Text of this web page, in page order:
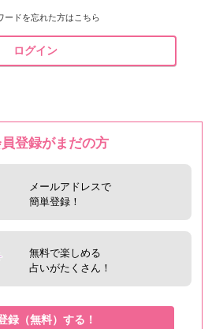
ードを忘れた方はこちら
ログイン
登録がまだの方
メールアドレスで
簡単登録！
無料で楽しめる
占いがたくさん！
録（無料）する！